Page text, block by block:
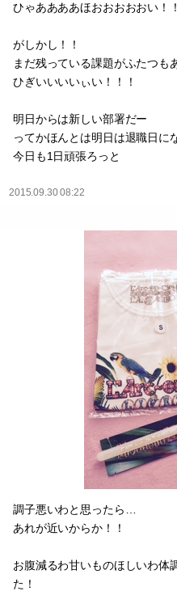
ひゃああああほおおおおおい！
がしかし！！
まだ残っている課題がふたつも
ひぎいいいいぃい！！！
明日からは新しい部署だー
ってかほんとは明日は退職日に
今日も1日頑張ろっと
2015.09.30 08:22
調子悪いわと思ったら…
あれが近いからか！！
お腹減るわ甘いものほしいわ体
た！